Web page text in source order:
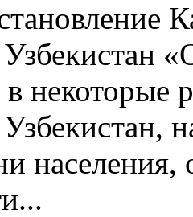
некоторые
населения,